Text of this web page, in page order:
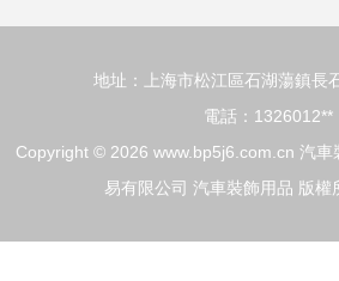
地址：上海市松江區石湖蕩鎮長
電話：1326012**
Copyright © 2026 www.bp5j6.com.cn 汽車
易有限公司 汽車裝飾用品 版權